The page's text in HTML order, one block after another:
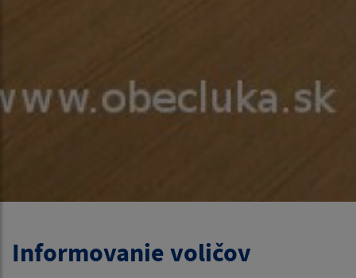
Informovanie voličov